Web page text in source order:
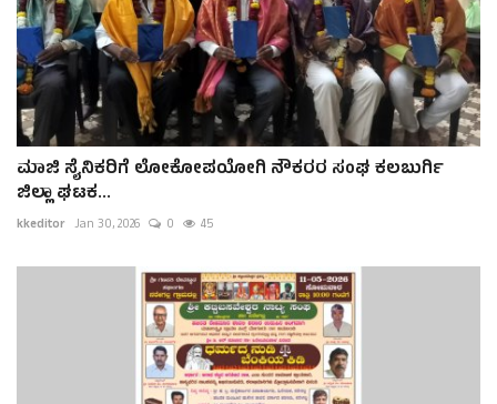
ಮಾಜಿ ಸೈನಿಕರಿಗೆ ಲೋಕೋಪಯೋಗಿ ನೌಕರರ ಸಂಘ ಕಲಬುರ್ಗಿ
ಜಿಲ್ಲಾ ಘಟಕ...
kkeditor Jan 30, 2026 0 45